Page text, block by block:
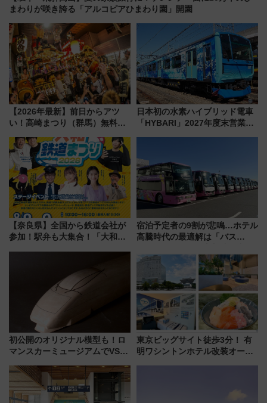
まわりが咲き誇る「アルコピアひまわり園」開園
【2026年最新】前日からアツ
い！高崎まつり（群馬）無料観
しまで
日本初の水素ハイブリッド電車
「HYBARI」2027年度末営業運
【奈良県】全国から鉄道会社が
参加！駅弁も大集合！「大和鉄
宿泊予定者の9割が悲鳴…ホテル
高騰時代の最適解は「バス
した、推し活遠征や観光時のリ
アルな懐事情
初公開のオリジナル模型も！ロ
マンスカーミュージアムでVSE
15日スタート
東京ビッグサイト徒歩3分！ 有
明ワシントンホテル改装オープ